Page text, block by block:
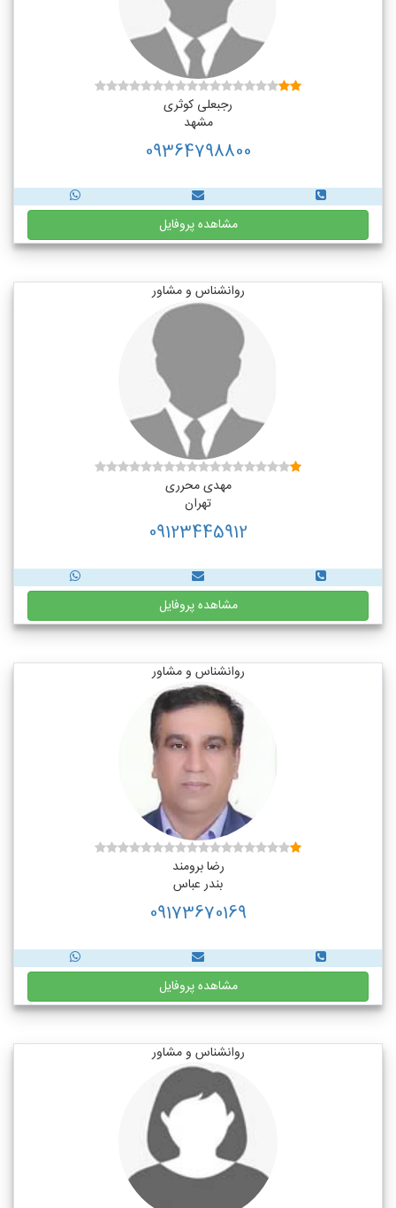
رجبعلی کوثری
مشهد
09364798800
مشاهده پروفایل
روانشناس و مشاور
مهدی محرری
تهران
09123445912
مشاهده پروفایل
روانشناس و مشاور
رضا برومند
بندر عباس
09173670169
مشاهده پروفایل
روانشناس و مشاور